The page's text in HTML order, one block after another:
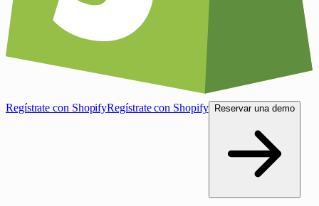
Regístrate con ShopifyRegístrate con Shopify Reservar una demo